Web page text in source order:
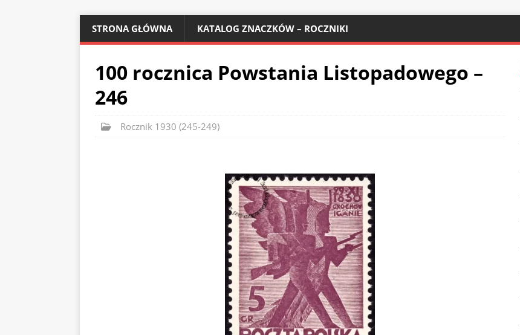
STRONA GŁÓWNA KATALOG ZNACZKÓW – ROCZNIKI
100 rocznica Powstania Listopadowego –
246
Rocznik 1930 (245-249)